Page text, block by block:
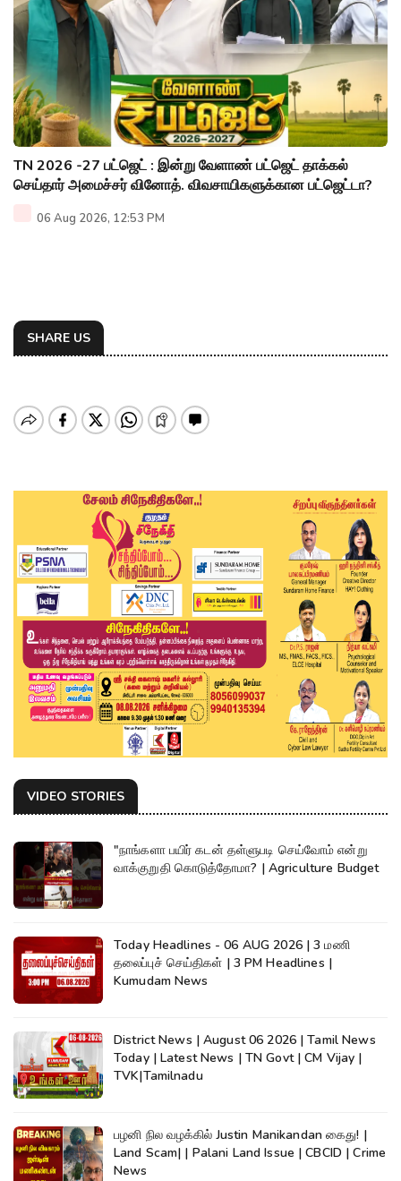
TN 2026 -27 பட்ஜெட் : இன்று வேளாண் பட்ஜெட் தாக்கல்
செய்தார் அமைச்சர் வினோத். விவசாயிகளுக்கான பட்ஜெட்டா?
06 Aug 2026, 12:53 PM
SHARE US
VIDEO STORIES
"நாங்களா பயிர் கடன் தள்ளுபடி செய்வோம் என்று
வாக்குறுதி கொடுத்தோமா? | Agriculture Budget
Today Headlines - 06 AUG 2026 | 3 மணி
தலைப்புச் செய்திகள் | 3 PM Headlines |
Kumudam News
District News | August 06 2026 | Tamil News
Today | Latest News | TN Govt | CM Vijay |
TVK|Tamilnadu
பழனி நில வழக்கில் Justin Manikandan கைது! |
Land Scam| | Palani Land Issue | CBCID | Crime
News